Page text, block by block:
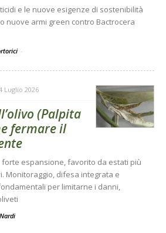
e le nuove esigenze di sostenibilità
nuove armi green contro Bactrocera
-
Luglio 2026
(Palpita
fermare il
espansione, favorito da estati più
Monitoraggio, difesa integrata e
per limitarne i danni,